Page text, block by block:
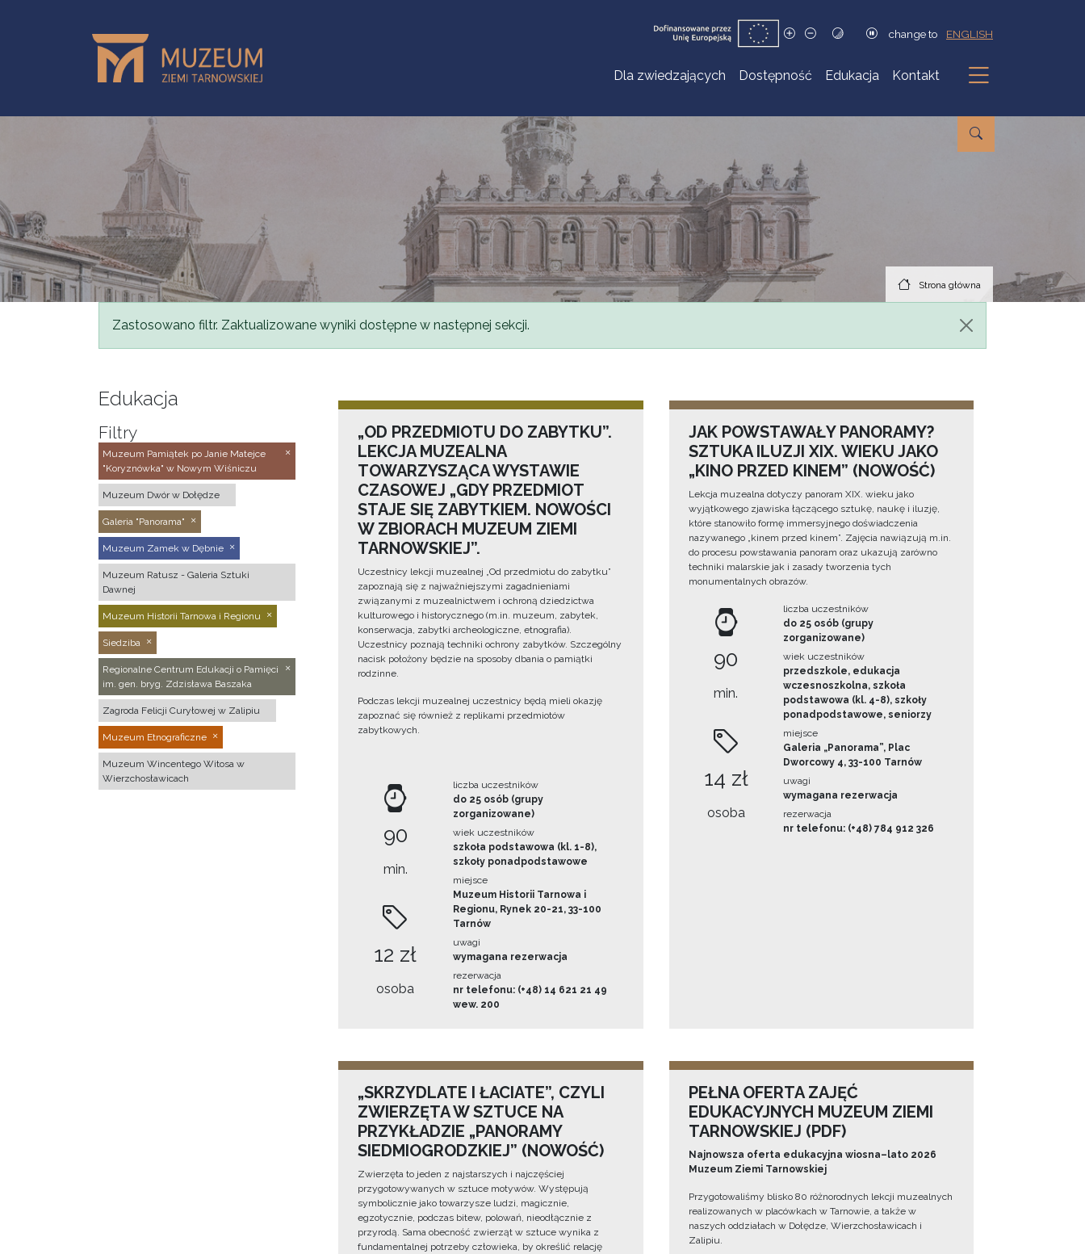
change to ENGLISH
Dla zwiedzających Dostępność Edukacja Kontakt
Podmenu
Strona główna
Komunikat
Zastosowano filtr. Zaktualizowane wyniki dostępne w następnej sekcji.
Edukacja
Filtry
Muzeum Pamiątek po Janie Matejce
"Koryznówka" w Nowym Wiśniczu
Muzeum Dwór w Dołędze
Galeria "Panorama"
Muzeum Zamek w Dębnie
Muzeum Ratusz - Galeria Sztuki
Dawnej
Muzeum Historii Tarnowa i Regionu
Siedziba
Regionalne Centrum Edukacji o Pamięci
im. gen. bryg. Zdzisława Baszaka
Zagroda Felicji Curyłowej w Zalipiu
Muzeum Etnograficzne
Muzeum Wincentego Witosa w
Wierzchosławicach
„OD PRZEDMIOTU DO ZABYTKU”.
LEKCJA MUZEALNA
TOWARZYSZĄCA WYSTAWIE
CZASOWEJ „GDY PRZEDMIOT
STAJE SIĘ ZABYTKIEM. NOWOŚCI
W ZBIORACH MUZEUM ZIEMI
TARNOWSKIEJ”.
Uczestnicy lekcji muzealnej „Od przedmiotu do zabytku”
zapoznają się z najważniejszymi zagadnieniami
związanymi z muzealnictwem i ochroną dziedzictwa
kulturowego i historycznego (m.in. muzeum, zabytek,
konserwacja, zabytki archeologiczne, etnografia).
Uczestnicy poznają techniki ochrony zabytków. Szczególny
nacisk położony będzie na sposoby dbania o pamiątki
rodzinne.
Podczas lekcji muzealnej uczestnicy będą mieli okazję
zapoznać się również z replikami przedmiotów
zabytkowych.
90
min.
12 zł
osoba
liczba uczestników
do 25 osób (grupy
zorganizowane)
wiek uczestników
szkoła podstawowa (kl. 1-8),
szkoły ponadpodstawowe
miejsce
Muzeum Historii Tarnowa i
Regionu, Rynek 20-21, 33-100
Tarnów
uwagi
wymagana rezerwacja
rezerwacja
nr telefonu: (+48) 14 621 21 49
wew. 200
JAK POWSTAWAŁY PANORAMY?
SZTUKA ILUZJI XIX. WIEKU JAKO
„KINO PRZED KINEM” (NOWOŚĆ)
Lekcja muzealna dotyczy panoram XIX. wieku jako
wyjątkowego zjawiska łączącego sztukę, naukę i iluzję,
które stanowiło formę immersyjnego doświadczenia
nazywanego „kinem przed kinem”. Zajęcia nawiązują m.in.
do procesu powstawania panoram oraz ukazują zarówno
techniki malarskie jak i zasady tworzenia tych
monumentalnych obrazów.
90
min.
14 zł
osoba
liczba uczestników
do 25 osób (grupy
zorganizowane)
wiek uczestników
przedszkole, edukacja
wczesnoszkolna, szkoła
podstawowa (kl. 4-8), szkoły
ponadpodstawowe, seniorzy
miejsce
Galeria „Panorama”, Plac
Dworcowy 4, 33-100 Tarnów
uwagi
wymagana rezerwacja
rezerwacja
nr telefonu: (+48) 784 912 326
„SKRZYDLATE I ŁACIATE”, CZYLI
ZWIERZĘTA W SZTUCE NA
PRZYKŁADZIE „PANORAMY
SIEDMIOGRODZKIEJ” (NOWOŚĆ)
Zwierzęta to jeden z najstarszych i najczęściej
przygotowywanych w sztuce motywów. Występują
symbolicznie jako towarzysze ludzi, magicznie,
egzotycznie, podczas bitew, polowań, nieodłącznie z
przyrodą. Sama obecność zwierząt w sztuce wynika z
fundamentalnej potrzeby człowieka, by określić relację
PEŁNA OFERTA ZAJĘĆ
EDUKACYJNYCH MUZEUM ZIEMI
TARNOWSKIEJ (PDF)
Najnowsza oferta edukacyjna wiosna–lato 2026
Muzeum Ziemi Tarnowskiej
Przygotowaliśmy blisko 80 różnorodnych lekcji muzealnych
realizowanych w placówkach w Tarnowie, a także w
naszych oddziałach w Dołędze, Wierzchosławicach i
Zalipiu.